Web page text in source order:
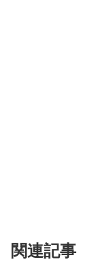
関連記事